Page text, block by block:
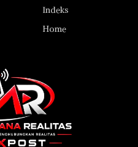
Indeks
Home